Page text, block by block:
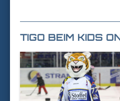
TIGO BEIM KIDS